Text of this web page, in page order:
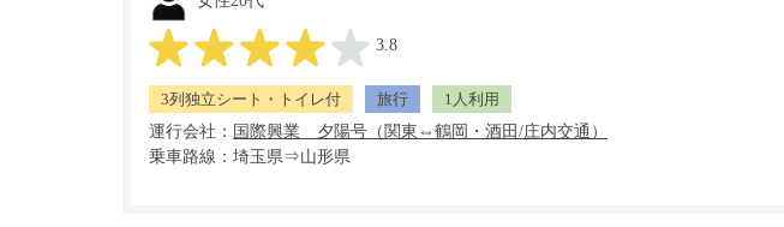
3.8
3列独立シート・トイレ付 旅行
1人利用
運行会社：
乗車路線：埼玉県⇒山形県